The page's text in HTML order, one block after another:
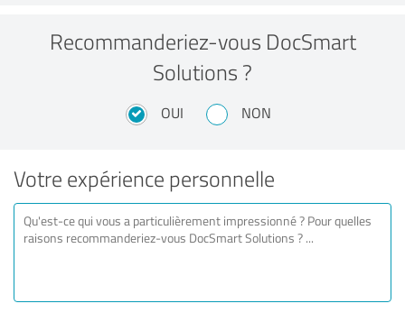
Recommanderiez-vous DocSmart
Solutions ?
OUI NON
Votre expérience personnelle